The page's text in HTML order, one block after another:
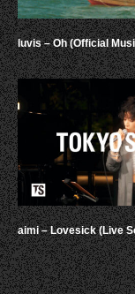
luvis – Oh (Official
aimi – Lovesick (Live